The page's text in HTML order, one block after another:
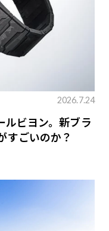
2026.7.24
ルビヨン。新ブラ
すごいのか？